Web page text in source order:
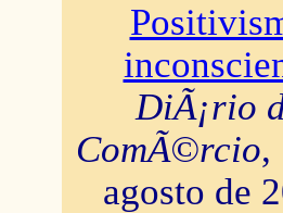
DiÃ¡rio
ComÃ©rcio,
agosto de